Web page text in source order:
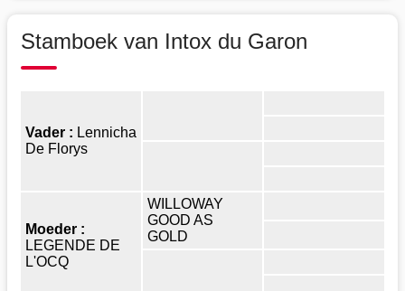
Stamboek van Intox du Garon
Vader : Lennicha
De Florys
Moeder :
LEGENDE DE
L'OCQ
WILLOWAY
GOOD AS
GOLD